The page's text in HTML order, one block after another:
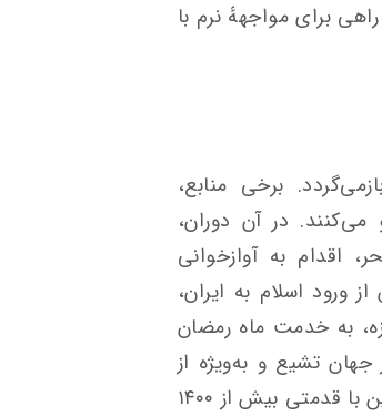
برای مواجههٔ نرم با
برخی منابع،
می‌کنند. در آن دوران،
اقدام به آوازخوانی
اسلام به ایران،
به خدمت ماه رمضان
تشیع و به‌ویژه از
دوره صفویه می‌دانند، اما شواهد نشان می‌دهد این آیین با قدمتی بیش از ۱۴۰۰